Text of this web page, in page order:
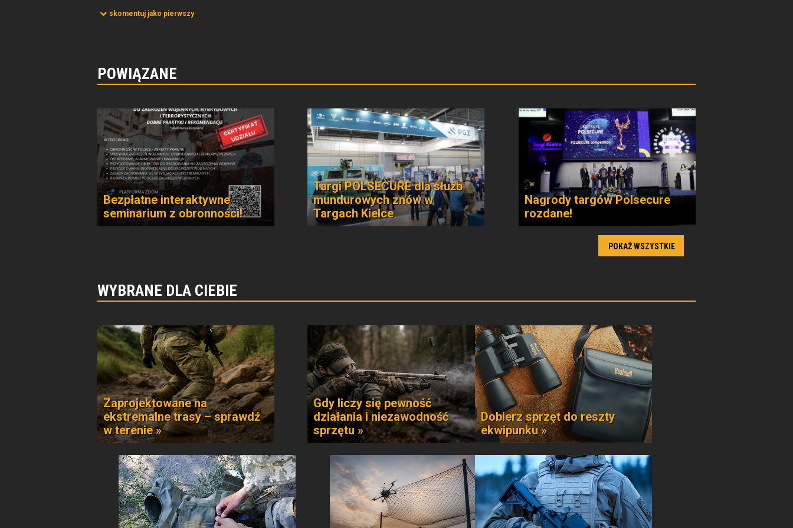
skomentuj jako pierwszy
POWIĄZANE
Bezpłatne interaktywne
seminarium z obronności!
Targi POLSECURE dla służb
mundurowych znów w
Targach Kielce
Nagrody targów Polsecure
rozdane!
POKAŻ WSZYSTKIE
WYBRANE DLA CIEBIE
Zaprojektowane na
ekstremalne trasy – sprawdź
w terenie »
Gdy liczy się pewność
działania i niezawodność
sprzętu »
Dobierz sprzęt do reszty
ekwipunku »